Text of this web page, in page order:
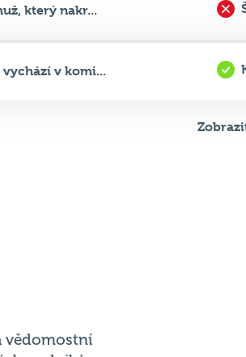
který nakr...
vychází v komi...
vědomostní